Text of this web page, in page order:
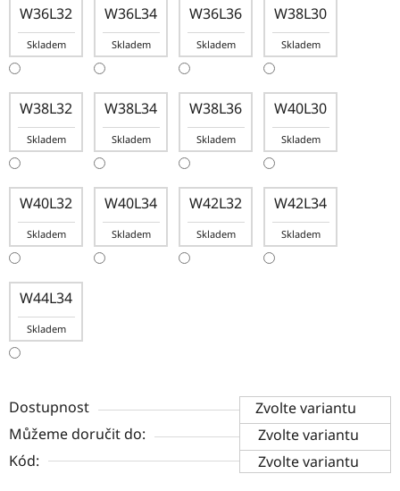
W36L32
Skladem
W36L34
Skladem
W36L36
Skladem
W38L30
Skladem
W38L32
Skladem
W38L34
Skladem
W38L36
Skladem
W40L30
Skladem
W40L32
Skladem
W40L34
Skladem
W42L32
Skladem
W42L34
Skladem
W44L34
Skladem
Dostupnost
Zvolte variantu
Můžeme doručit do:
Zvolte variantu
Kód:
Zvolte variantu